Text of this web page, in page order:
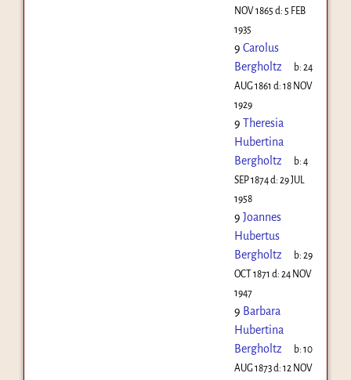
NOV 1865 d: 5 FEB
1935
9 Carolus
Bergholtz
b:24
AUG 1861 d: 18 NOV
1929
9 Theresia
Hubertina
Bergholtz
b:4
SEP 1874d: 29 JUL
1958
9 Joannes
Hubertus
Bergholtz
b:29
OCT 1871 d: 24 NOV
1947
9 Barbara
Hubertina
Bergholtz
b:10
AUG 1873d: 12 NOV